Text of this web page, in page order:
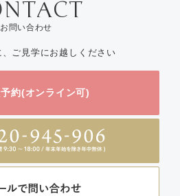
お問い合わせ
、ご見学にお越しください
約(オンライン可)